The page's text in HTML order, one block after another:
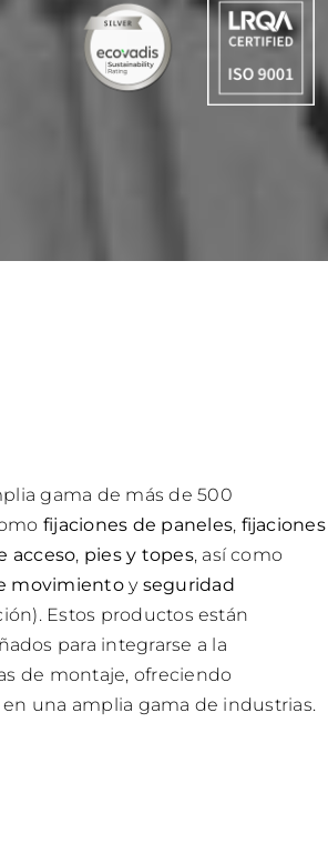
gama de más de 500
fijaciones de paneles, fijaciones
acceso, pies y topes, así como
movimientoy seguridad
Estos productos están
para integrarse a la
de montaje, ofreciendo
una amplia gama de industrias.